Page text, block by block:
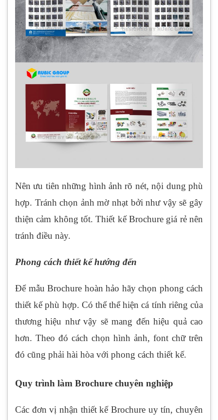
Nên ưu tiên những hình ảnh rõ nét, nội dung phù
hợp. Tránh chọn ảnh mờ nhạt bởi như vậy sẽ gây
thiện cảm không tốt. Thiết kế Brochure giá rẻ nên
tránh điều này.
Phong cách thiết kế hướng đến
Để mẫu Brochure hoàn hảo hãy chọn phong cách
thiết kế phù hợp. Có thể thể hiện cá tính riêng của
thương hiệu như vậy sẽ mang đến hiệu quả cao
hơn. Theo đó cách chọn hình ảnh, font chữ trên
đó cũng phải hài hòa với phong cách thiết kế.
Quy trình làm Brochure chuyên nghiệp
Các đơn vị nhận thiết kế Brochure uy tín, chuyên